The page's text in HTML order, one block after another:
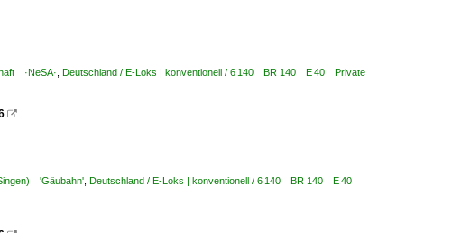
·NeSA· Deutschland / E-Loks | konventionell / 6 140 BR 140 E 40 Private

'Gäubahn' Deutschland / E-Loks | konventionell / 6 140 BR 140 E 40